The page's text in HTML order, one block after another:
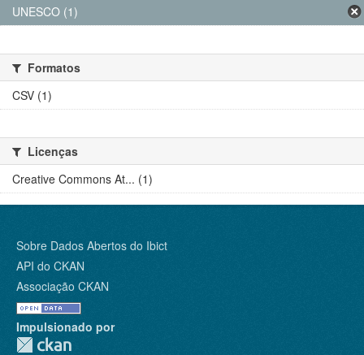
UNESCO (1)
Formatos
CSV (1)
Licenças
Creative Commons At... (1)
Sobre Dados Abertos do Ibict
API do CKAN
Associação CKAN
Impulsionado por